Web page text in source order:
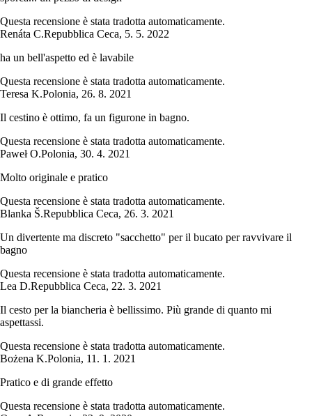
Questa recensione è stata tradotta automaticamente.
Renáta C.Repubblica Ceca, 5. 5. 2022
ha un bell'aspetto ed è lavabile
Questa recensione è stata tradotta automaticamente.
Teresa K.Polonia, 26. 8. 2021
Il cestino è ottimo, fa un figurone in bagno.
Questa recensione è stata tradotta automaticamente.
Paweł O.Polonia, 30. 4. 2021
Molto originale e pratico
Questa recensione è stata tradotta automaticamente.
Blanka Š.Repubblica Ceca, 26. 3. 2021
Un divertente ma discreto "sacchetto" per il bucato per ravvivare il
bagno
Questa recensione è stata tradotta automaticamente.
Lea D.Repubblica Ceca, 22. 3. 2021
Il cesto per la biancheria è bellissimo. Più grande di quanto mi
aspettassi.
Questa recensione è stata tradotta automaticamente.
Bożena K.Polonia, 11. 1. 2021
Pratico e di grande effetto
Questa recensione è stata tradotta automaticamente.